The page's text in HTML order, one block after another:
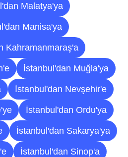
Malatya'ya
Manisa'ya
Kahramanmaraş'a
İstanbul'dan Muğla'ya
İstanbul'dan Nevşehir'e
İstanbul'dan Ordu'ya
İstanbul'dan Sakarya'ya
İstanbul'dan Sinop'a